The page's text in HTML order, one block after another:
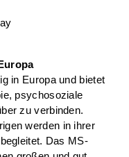
in Europa und bietet
psychosoziale
zu verbinden.
werden in ihrer
Das MS-